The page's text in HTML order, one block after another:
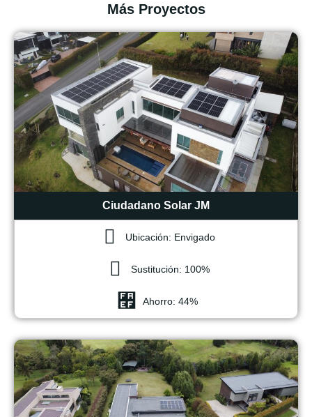
Más Proyectos
Ciudadano Solar JM
Ubicación: Envigado
Sustitución: 100%
Ahorro: 44%